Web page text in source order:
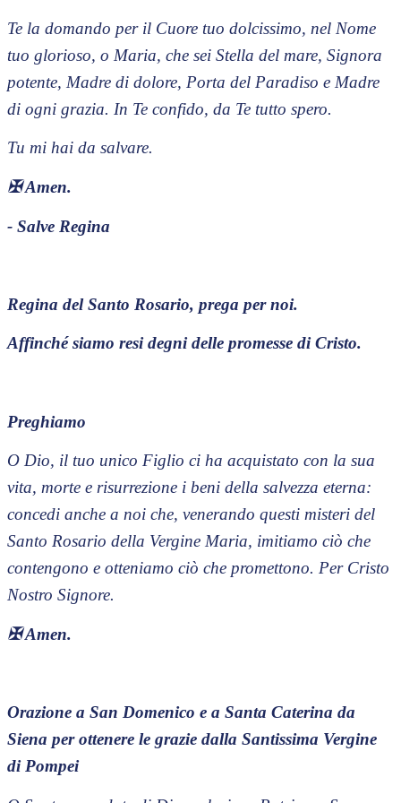
Te la domando per il Cuore tuo dolcissimo, nel Nome
tuo glorioso, o Maria, che sei Stella del mare, Signora
potente, Madre di dolore, Porta del Paradiso e Madre
di ogni grazia. In Te confido, da Te tutto spero.
Tu mi hai da salvare.
✠Amen.
- Salve Regina
Regina del Santo Rosario, prega per noi.
Affinché siamo resi degni delle promesse di Cristo.
Preghiamo
O Dio, il tuo unico Figlio ci ha acquistato con la sua
vita, morte e risurrezione i beni della salvezza eterna:
concedi anche a noi che, venerando questi misteri del
Santo Rosario della Vergine Maria, imitiamo ciò che
contengono e otteniamo ciò che promettono. Per Cristo
Nostro Signore.
✠Amen.
Orazione a San Domenico e a Santa Caterina da
Siena per ottenere le grazie dalla Santissima Vergine
di Pompei